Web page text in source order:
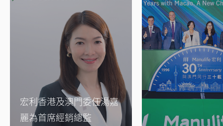
宏利香港及澳門委任湯嘉
麗為首席經銷總監